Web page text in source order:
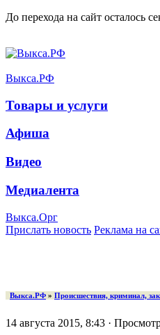
До перехода на сайт осталось
Выкса.РФ
Товары и услуги
Афиша
Видео
Медиалента
Выкса.Орг
Прислать новость Реклама на
Выкса.РФ » Происшествия, криминал,
14 августа 2015, 8:43 ·